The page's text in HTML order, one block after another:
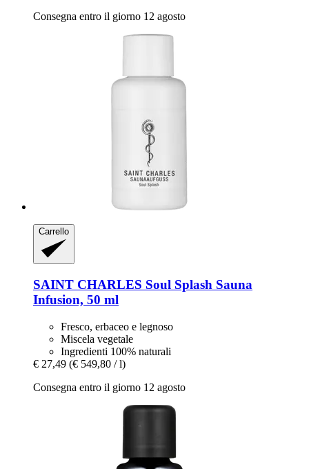
Consegna entro il giorno 12 agosto
Carrello
SAINT CHARLES Soul Splash Sauna
Infusion, 50 ml
Fresco, erbaceo e legnoso
Miscela vegetale
Ingredienti 100% naturali
€ 27,49 (€ 549,80 / l)
Consegna entro il giorno 12 agosto